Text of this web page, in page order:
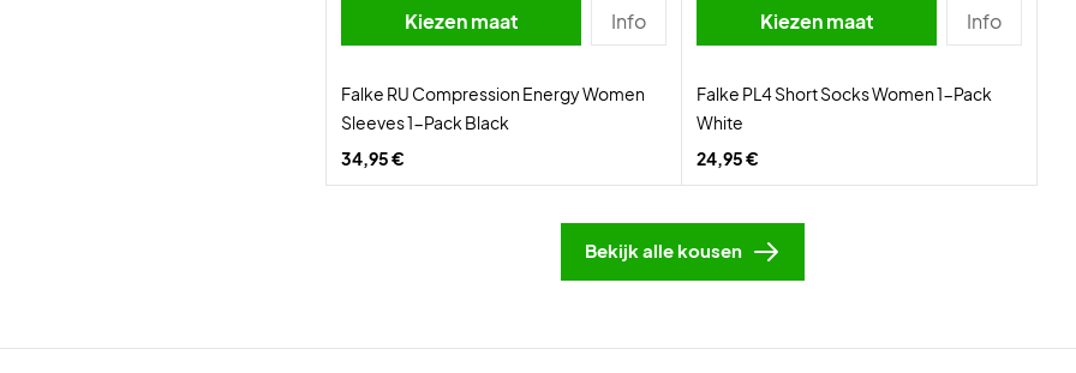
Kiezen maat Info
Falke RU Compression Energy Women
Sleeves 1-Pack Black
34,95 €
Kiezen maat Info
Falke PL4 Short Socks Women 1-Pack
White
24,95 €
Bekijk alle kousen